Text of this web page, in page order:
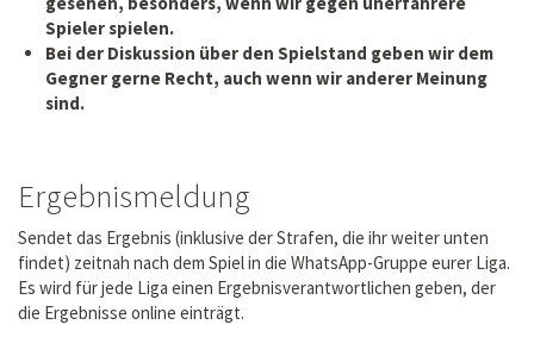
Spieler spielen.
Bei der Diskussion über den Spielstand geben wir dem
Gegner gerne Recht, auch wenn wir anderer Meinung
sind.
Ergebnismeldung
Sendet das Ergebnis (inklusive der Strafen, die ihr weiter unten
findet) zeitnah nach dem Spiel in die WhatsApp-Gruppe eurer Liga.
Es wird für jede Liga einen Ergebnisverantwortlichen geben, der
die Ergebnisse online einträgt.